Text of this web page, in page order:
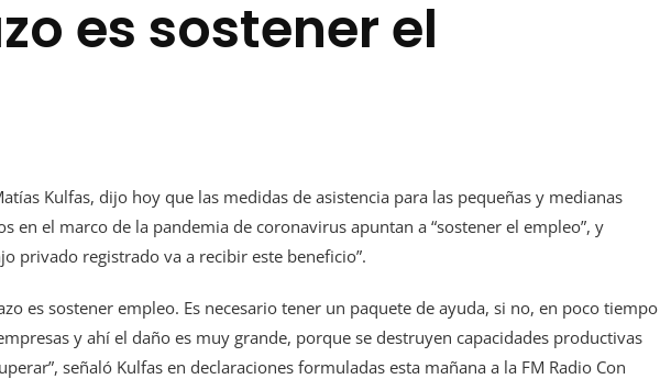
es sostener el
Kulfas, dijo hoy que las medidas de asistencia para las pequeñas y medianas
en el marco de la pandemia de coronavirus apuntan a “sostener el empleo”, y
privado registrado va a recibir este beneficio”.
es sostener empleo. Es necesario tener un paquete de ayuda, si no, en poco tiempo
y ahí el daño es muy grande, porque se destruyen capacidades productivas
señaló Kulfas en declaraciones formuladas esta mañana a la FM Radio Con